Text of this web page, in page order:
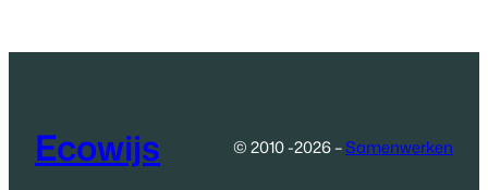
Ecowijs © 2010 -2026 –Samenwerken